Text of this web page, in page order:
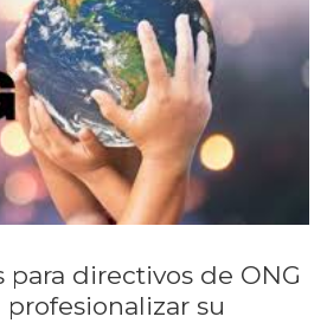
para directivos de ONG
su